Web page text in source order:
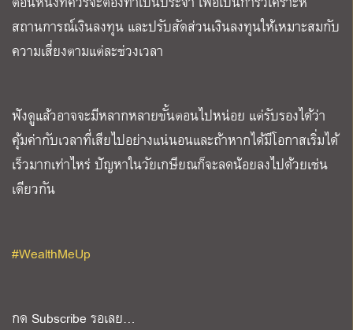
สถานการณ์เงินลงทุน และปรับสัดส่วนเงินลงทุนให้เหมาะสมกับ
ความเสี่ยงตามแต่ละช่วงเวลา
ฟังดูแล้วอาจจะมีหลากหลายขั้นตอนไปหน่อย แต่รับรองได้ว่า
คุ้มค่ากับเวลาที่เสียไปอย่างแน่นอนและถ้าหากได้มีโอกาสเริ่มได้
เร็วมากเท่าไหร่ ปัญหาในวัยเกษียณก็จะลดน้อยลงไปด้วยเช่น
เดียวกัน
#WealthMeUp
กด Subscribe รอเลย…